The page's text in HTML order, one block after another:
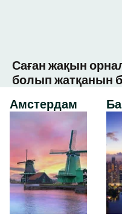
Саған жақын
болып жатқанын
Амстердам